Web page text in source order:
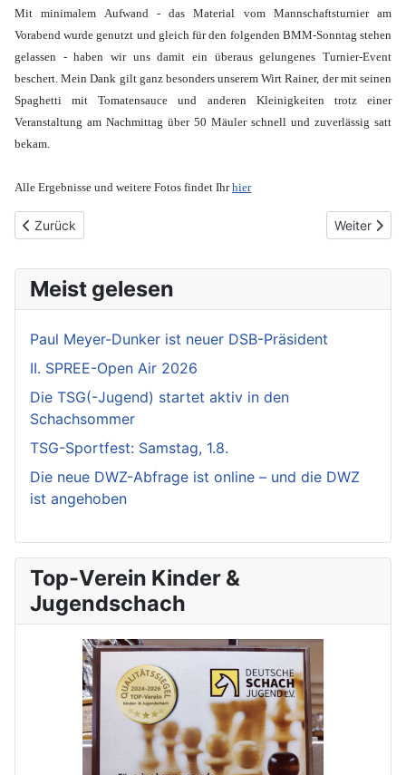
Mit minimalem Aufwand - das Material vom Mannschaftsturnier am
Vorabend wurde genutzt und gleich für den folgenden BMM-Sonntag stehen
gelassen - haben wir uns damit ein überaus gelungenes Turnier-Event
beschert. Mein Dank gilt ganz besonders unserem Wirt Rainer, der mit seinen
Spaghetti mit Tomatensauce und anderen Kleinigkeiten trotz einer
Veranstaltung am Nachmittag über 50 Mäuler schnell und zuverlässig satt
bekam.
Alle Ergebnisse und weitere Fotos findet Ihrhier
Vorheriger Beitrag: DVM u10: Große Delegation mit großem
Zurück Nächster
Weiter
Meist gelesen
Paul Meyer-Dunker ist neuer DSB-Präsident
II. SPREE-Open Air 2026
Die TSG(-Jugend) startet aktiv in den
Schachsommer
TSG-Sportfest: Samstag, 1.8.
Die neue DWZ-Abfrage ist online – und die DWZ
ist angehoben
Top-Verein Kinder &
Jugendschach